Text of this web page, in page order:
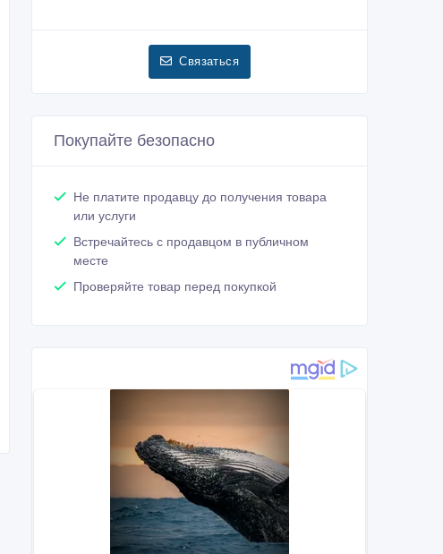
Связаться
Покупайте безопасно
Не платите продавцу до получения товара
или услуги
Встречайтесь с продавцом в публичном
месте
Проверяйте товар перед покупкой